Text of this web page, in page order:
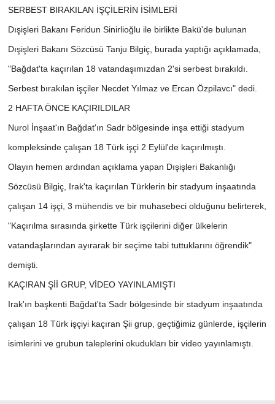
SERBEST BIRAKILAN İŞÇİLERİN İSİMLERİ
Dışişleri Bakanı Feridun Sinirlioğlu ile birlikte Bakü'de bulunan
Dışişleri Bakanı Sözcüsü Tanju Bilgiç, burada yaptığı açıklamada,
"Bağdat'ta kaçırılan 18 vatandaşımızdan 2'si serbest bırakıldı.
Serbest bırakılan işçiler Necdet Yılmaz ve Ercan Özpilavcı" dedi.
2 HAFTA ÖNCE KAÇIRILDILAR
Nurol İnşaat'ın Bağdat'ın Sadr bölgesinde inşa ettiği stadyum
kompleksinde çalışan 18 Türk işçi 2 Eylül'de kaçırılmıştı.
Olayın hemen ardından açıklama yapan Dışişleri Bakanlığı
Sözcüsü Bilgiç, Irak'ta kaçırılan Türklerin bir stadyum inşaatında
çalışan 14 işçi, 3 mühendis ve bir muhasebeci olduğunu belirterek,
"Kaçırılma sırasında şirkette Türk işçilerini diğer ülkelerin
vatandaşlarından ayırarak bir seçime tabi tuttuklarını öğrendik"
demişti.
KAÇIRAN Şİİ GRUP, VİDEO YAYINLAMIŞTI
Irak'ın başkenti Bağdat'ta Sadr bölgesinde bir stadyum inşaatında
çalışan 18 Türk işçiyi kaçıran Şii grup, geçtiğimiz günlerde, işçilerin
isimlerini ve grubun taleplerini okudukları bir video yayınlamıştı.